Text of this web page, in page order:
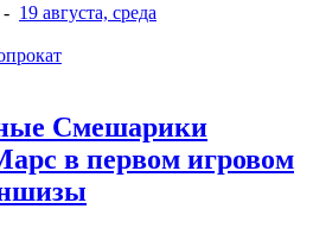
- 19 августа, среда
Смешарики
в первом игровом